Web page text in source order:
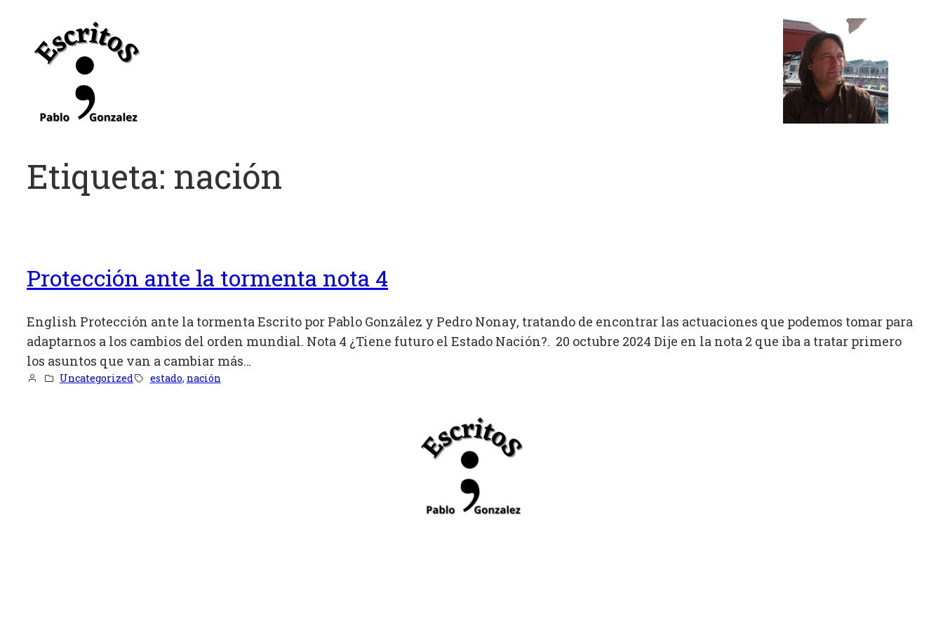
contenido
Etiqueta: nación
Protección ante la tormenta nota 4
English Protección ante la tormenta Escrito por Pablo González y Pedro Nonay, tratando de encontrar las actuaciones que podemos tomar para
adaptarnos a los cambios del orden mundial. Nota 4 ¿Tiene futuro el Estado Nación?. 20 octubre 2024 Dije en la nota 2 que iba a tratar primero
los asuntos que van a cambiar más…
Uncategorized estado, nación